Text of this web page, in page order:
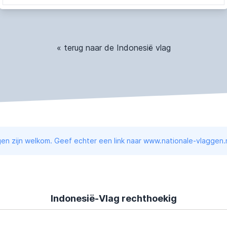
« terug naar de Indonesië vlag
zijn welkom. Geef echter een link naar www.nationale-
Indonesië-Vlag rechthoekig